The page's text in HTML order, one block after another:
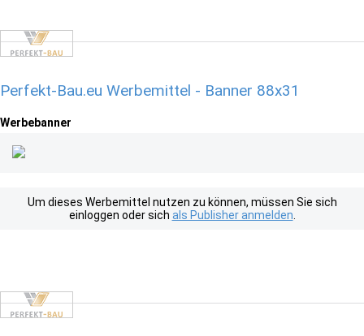
Perfekt-Bau.eu Werbemittel - Banner 88x31
Werbebanner
Um dieses Werbemittel nutzen zu können, müssen Sie sich
einloggen oder sich als Publisher anmelden